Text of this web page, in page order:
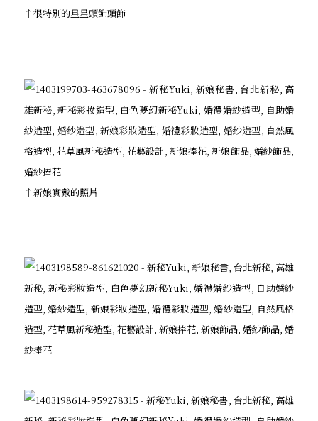
↑很特別的星星頭飾頭飾
↑新娘實戴的照片